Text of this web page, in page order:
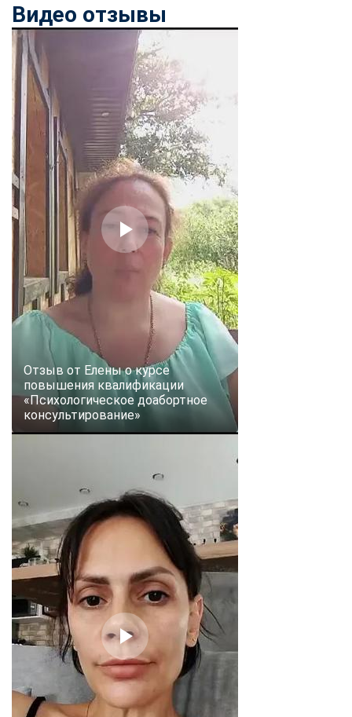
Видео отзывы
Отзыв от Елены о курсе
повышения квалификации
«Психологическое доабортное
консультирование»